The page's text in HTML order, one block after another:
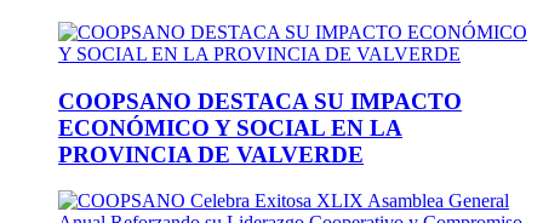
COOPSANO DESTACA SU IMPACTO
ECONÓMICO Y SOCIAL EN LA
PROVINCIA DE VALVERDE